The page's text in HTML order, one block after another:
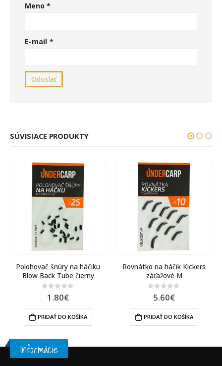
Meno*
E-mail *
SÚVISIACE PRODUKTY
Polohovač šnúry na háčiku
Blow Back Tube čierny
out of 5
1.80€
PRIDAŤ DO KOŠÍKA
Rovnátko na háčik Kickers
záťažové M
out of 5
5.60€
PRIDAŤ DO KOŠÍKA
Informácie